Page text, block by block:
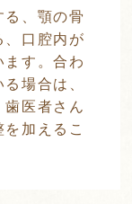
、顎の骨
、口腔内が
す。合わ
場合は、
歯医者さん
加えるこ